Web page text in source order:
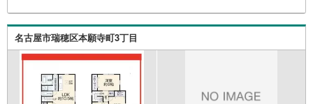
MOVIEを公開中!!写真だけでは伝わらない物件の魅力をた
っぷりご紹介しております♪さらに店内には豊富な物件資
料や発売予定物件等ございます☆この機会にぜひお問い合
わせください♪
名古屋市瑞穂区本願寺町3丁目